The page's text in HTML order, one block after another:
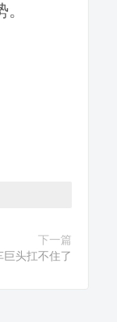
下一篇
巨头扛不住了